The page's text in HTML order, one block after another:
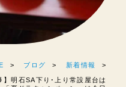
ブログ 新着情報
明石SA下り･上り常設屋台は